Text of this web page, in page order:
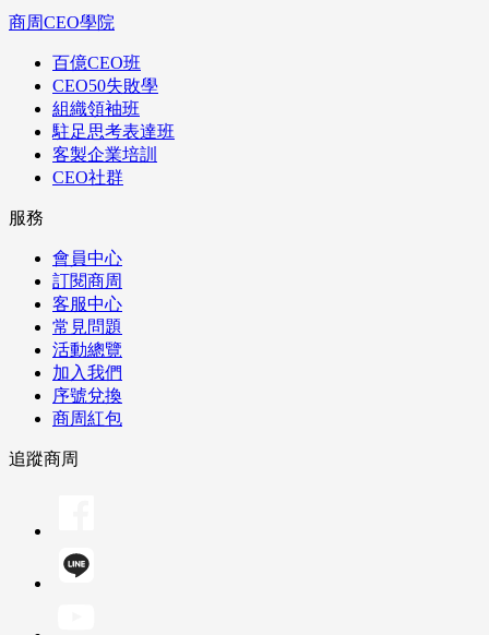
商周CEO學院
百億CEO班
CEO50失敗學
組織領袖班
駐足思考表達班
客製企業培訓
CEO社群
服務
會員中心
訂閱商周
客服中心
常見問題
活動總覽
加入我們
序號兌換
商周紅包
追蹤商周